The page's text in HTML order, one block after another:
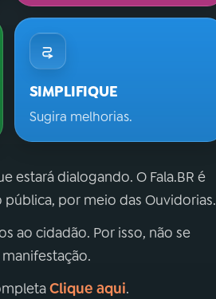
SIMPLIFIQUE
Sugira melhorias.
estará dialogando. O Fala.BR é
por meio das Ouvidorias.
ao cidadão. Por isso, não se
Clique aqui.